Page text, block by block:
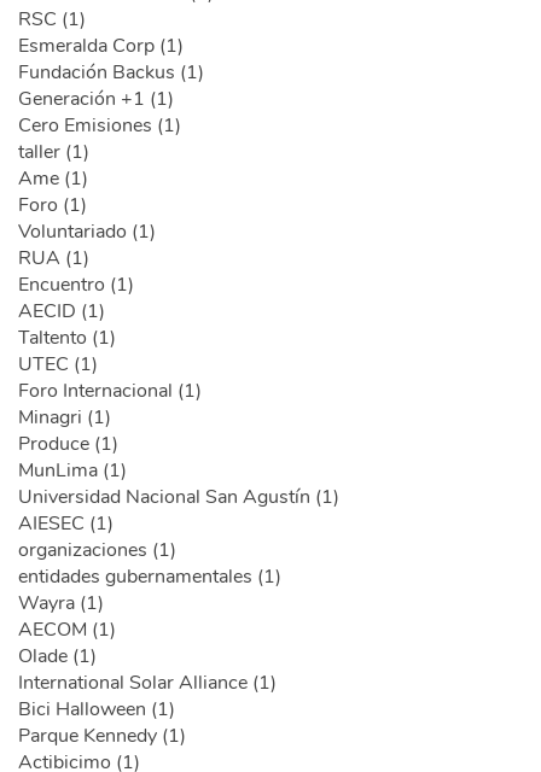
RSC (1)
Esmeralda Corp (1)
Fundación Backus (1)
Generación +1 (1)
Cero Emisiones (1)
taller (1)
Ame (1)
Foro (1)
Voluntariado (1)
RUA (1)
Encuentro (1)
AECID (1)
Taltento (1)
UTEC (1)
Foro Internacional (1)
Minagri (1)
Produce (1)
MunLima (1)
Universidad Nacional San Agustín (1)
AIESEC (1)
organizaciones (1)
entidades gubernamentales (1)
Wayra (1)
AECOM (1)
Olade (1)
International Solar Alliance (1)
Bici Halloween (1)
Parque Kennedy (1)
Actibicimo (1)